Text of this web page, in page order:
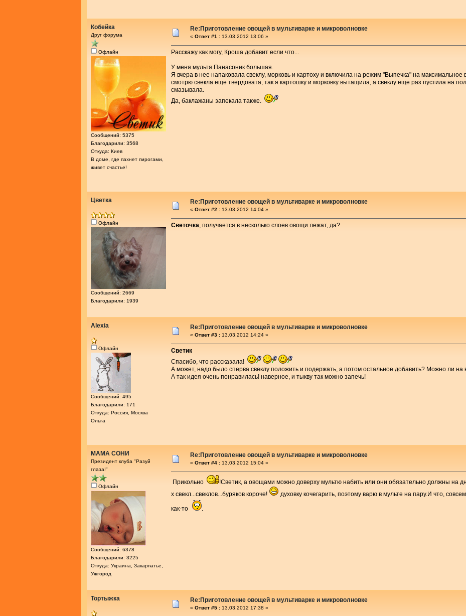
Кобейка
Друг форума
Офлайн
Сообщений: 5375
Благодарили: 3568
Откуда: Киев
В доме, где пахнет пирогами,
живет счастье!
Re:Приготовление овощей в мультиварке и микроволновке
« Ответ #1 : 13.03.2012 13:06 »
Расскажу как могу, Кроша добавит если что...
У меня мультя Панасоник большая.
Я вчера в нее напаковала свеклу, морковь и картоху и включила на режим "Выпечка" на
смотрю свекла еще твердовата, так я картошку и морковку вытащила, а свеклу еще раз пустила на
смазывала.
Да, баклажаны запекала также.
Цветка
Офлайн
Сообщений: 2669
Благодарили: 1939
Re:Приготовление овощей в мультиварке и микроволновке
« Ответ #2 : 13.03.2012 14:04 »
Светочка , получается в несколько слоев овощи лежат, да?
Alexia
Офлайн
Сообщений: 495
Благодарили: 171
Откуда: Россия, Москва
Ольга
Re:Приготовление овощей в мультиварке и микроволновке
« Ответ #3 : 13.03.2012 14:24 »
Светик
Спасибо, что рассказала!
А может, надо было сперва свеклу положить и подержать, а потом остальное добавить? Можно ли на
А так идея очень понравилась! наверное, и тыкву так можно запечь!
МАМА СОНИ
Президент клуба "Разуй
глаза!"
Офлайн
Сообщений: 6378
Благодарили: 3225
Откуда: Украина, Закарпатье,
Ужгород
Re:Приготовление овощей в мультиварке и микроволновке
« Ответ #4 : 13.03.2012 15:04 »
Прикольно
!Светик, а овощами можно доверху мультю набить или они обязательно должны на
х свекл...свеклов...буряков короче!
духовку кочегарить, поэтому варю в мульте на пару.И что,
как-то
Тортыжка Re:Приготовление овощей в мультиварке и микроволновке
« Ответ #5 : 13.03.2012 17:38 »